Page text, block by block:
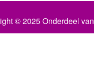
© 2025 Onderdeel van